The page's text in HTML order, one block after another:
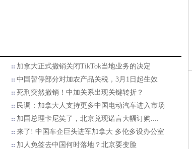
加拿大正式撤销关闭TikTok当地业务的决定
中国暂停部分对加农产品关税，3月1日起生效
死刑突然撤销！中加关系出现关键转折？
民调：加拿大人支持更多中国电动汽车进入市场
加国总理卡尼笑了，北京兑现诺言大幅订购....
来了! 中国车企巨头进军加拿大 多伦多设办公室
加人免签去中国何时落地？北京要变脸